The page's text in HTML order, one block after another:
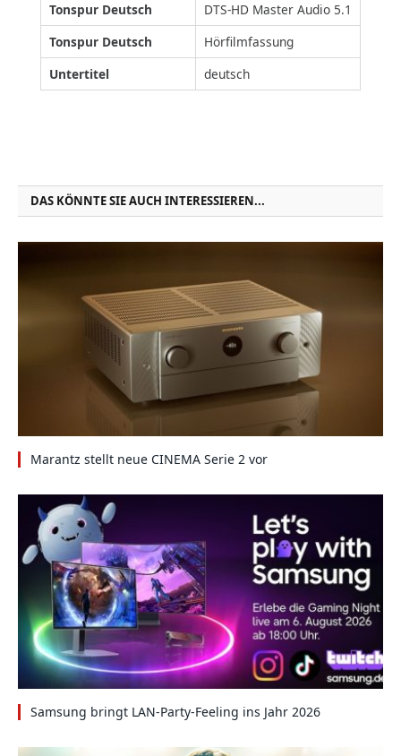
Tonspur Deutsch
DTS-HD Master Audio 5.1
Tonspur Deutsch
Hörfilmfassung
Untertitel
deutsch
DAS KÖNNTE SIE AUCH INTERESSIEREN...
Marantz stellt neue CINEMA Serie 2 vor
Samsung bringt LAN-Party-Feeling ins Jahr 2026